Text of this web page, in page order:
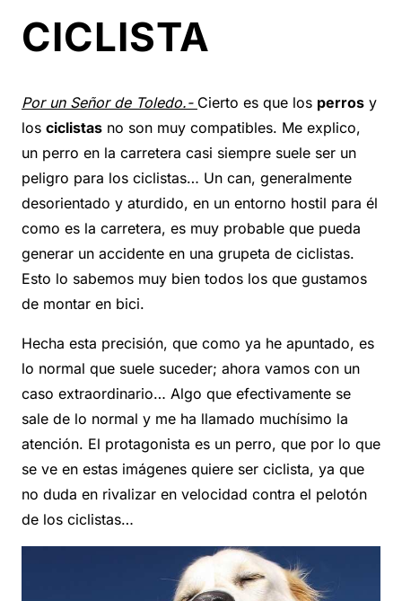
CICLISTA
Por un Señor de Toledo.- Cierto es que los perros y
los ciclistas no son muy compatibles. Me explico,
un perro en la carretera casi siempre suele ser un
peligro para los ciclistas… Un can, generalmente
desorientado y aturdido, en un entorno hostil para él
como es la carretera, es muy probable que pueda
generar un accidente en una grupeta de ciclistas.
Esto lo sabemos muy bien todos los que gustamos
de montar en bici.
Hecha esta precisión, que como ya he apuntado, es
lo normal que suele suceder; ahora vamos con un
caso extraordinario… Algo que efectivamente se
sale de lo normal y me ha llamado muchísimo la
atención. El protagonista es un perro, que por lo que
se ve en estas imágenes quiere ser ciclista, ya que
no duda en rivalizar en velocidad contra el pelotón
de los ciclistas…